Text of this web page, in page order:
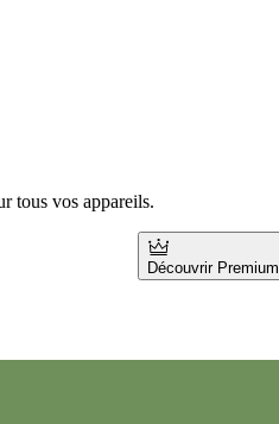
tous vos appareils.
Découvrir Premium